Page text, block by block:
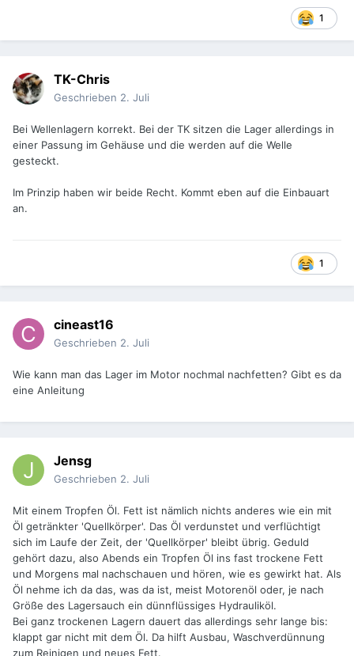
1
TK-Chris
Geschrieben 2. Juli
Bei Wellenlagern korrekt. Bei der TK sitzen die Lager allerdings in
einer Passung im Gehäuse und die werden auf die Welle
gesteckt.
Im Prinzip haben wir beide Recht. Kommt eben auf die Einbauart
an.
1
cineast16
Geschrieben 2. Juli
Wie kann man das Lager im Motor nochmal nachfetten? Gibt es da
eine Anleitung
Jensg
Geschrieben 2. Juli
Mit einem Tropfen Öl. Fett ist nämlich nichts anderes wie ein mit
Öl getränkter 'Quellkörper'. Das Öl verdunstet und verflüchtigt
sich im Laufe der Zeit, der 'Quellkörper' bleibt übrig. Geduld
gehört dazu, also Abends ein Tropfen Öl ins fast trockene Fett
und Morgens mal nachschauen und hören, wie es gewirkt hat. Als
Öl nehme ich da das, was da ist, meist Motorenöl oder, je nach
Größe des Lagersauch ein dünnflüssiges Hydrauliköl.
Bei ganz trockenen Lagern dauert das allerdings sehr lange bis:
klappt gar nicht mit dem Öl. Da hilft Ausbau, Waschverdünnung
zum Reinigen und neues Fett.